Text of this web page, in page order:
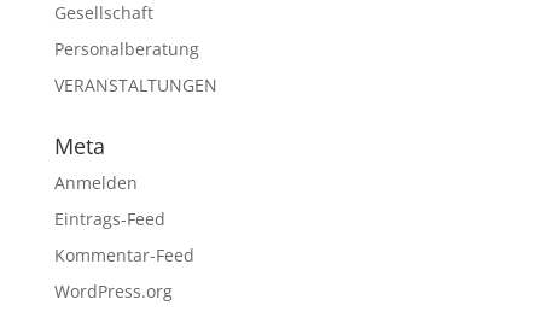
Gesellschaft
Personalberatung
VERANSTALTUNGEN
Meta
Anmelden
Eintrags-Feed
Kommentar-Feed
WordPress.org